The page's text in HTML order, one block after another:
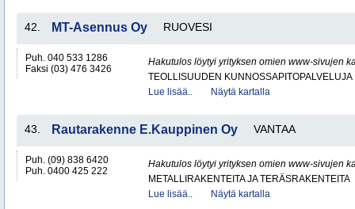
42. MT-Asennus Oy RUOVESI
Puh. 040 533 1286
Faksi (03) 476 3426
Hakutulos löytyi yrityksen omien www-sivujen
TEOLLISUUDEN KUNNOSSAPITOPALVELUJA
Lue lisää..
Näytä kartalla
43. Rautarakenne E.Kauppinen Oy VANTAA
Puh. (09) 838 6420
Puh. 0400 425 222
Hakutulos löytyi yrityksen omien www-sivujen
METALLIRAKENTEITA JA TERÄSRAKENTEITA
Lue lisää..
Näytä kartalla